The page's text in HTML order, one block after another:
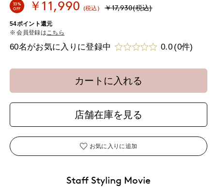
33%
OFF
￥11,990 (税込) ￥17,930(税込)
54ポイント還元
会員登録はこちら
60名がお気に入りに登録中 0.0 (0件)
カートに入れる
店舗在庫を見る
お気に入りに追加
Staff Styling Movie